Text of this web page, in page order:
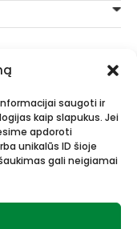
saugoti ir
kaip slapukus. Jei
apdoroti
unikalūs ID šioje
gali neigiamai
-
prekyba.
2023